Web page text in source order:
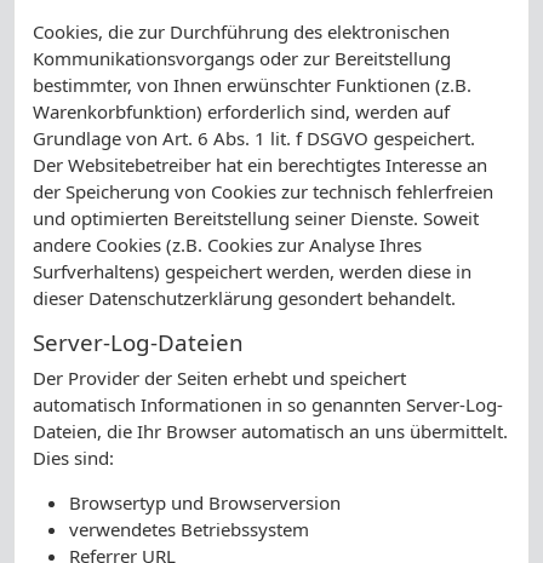
Cookies, die zur Durchführung des elektronischen
Kommunikationsvorgangs oder zur Bereitstellung
bestimmter, von Ihnen erwünschter Funktionen (z.B.
Warenkorbfunktion) erforderlich sind, werden auf
Grundlage von Art. 6 Abs. 1 lit. f DSGVO gespeichert.
Der Websitebetreiber hat ein berechtigtes Interesse an
der Speicherung von Cookies zur technisch fehlerfreien
und optimierten Bereitstellung seiner Dienste. Soweit
andere Cookies (z.B. Cookies zur Analyse Ihres
Surfverhaltens) gespeichert werden, werden diese in
dieser Datenschutzerklärung gesondert behandelt.
Server-Log-Dateien
Der Provider der Seiten erhebt und speichert
automatisch Informationen in so genannten Server-Log-
Dateien, die Ihr Browser automatisch an uns übermittelt.
Dies sind:
Browsertyp und Browserversion
verwendetes Betriebssystem
Referrer URL